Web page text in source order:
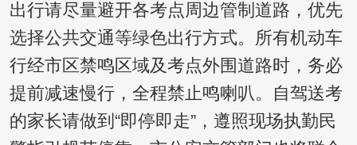
出行请尽量避开各考点周边管制道路，优先
选择公共交通等绿色出行方式。所有机动车
行经市区禁鸣区域及考点外围道路时，务必
提前减速慢行，全程禁止鸣喇叭。自驾送考
的家长请做到“即停即走”，遵照现场执勤民